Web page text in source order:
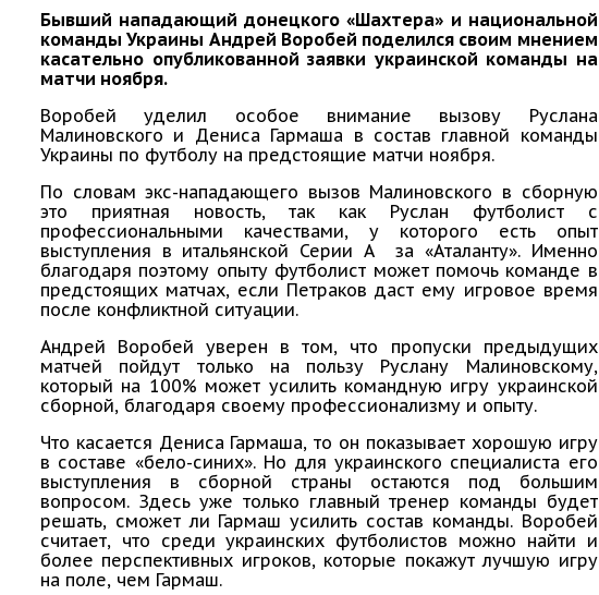
Бывший нападающий донецкого «Шахтера» и национальной
команды Украины Андрей Воробей поделился своим мнением
касательно опубликованной заявки украинской команды на
матчи ноября.
Воробей уделил особое внимание вызову Руслана
Малиновского и Дениса Гармаша в состав главной команды
Украины по футболу на предстоящие матчи ноября.
По словам экс-нападающего вызов Малиновского в сборную
это приятная новость, так как Руслан футболист с
профессиональными качествами, у которого есть опыт
выступления в итальянской Серии А за «Аталанту». Именно
благодаря поэтому опыту футболист может помочь команде в
предстоящих матчах, если Петраков даст ему игровое время
после конфликтной ситуации.
Андрей Воробей уверен в том, что пропуски предыдущих
матчей пойдут только на пользу Руслану Малиновскому,
который на 100% может усилить командную игру украинской
сборной, благодаря своему профессионализму и опыту.
Что касается Дениса Гармаша, то он показывает хорошую игру
в составе «бело-синих». Но для украинского специалиста его
выступления в сборной страны остаются под большим
вопросом. Здесь уже только главный тренер команды будет
решать, сможет ли Гармаш усилить состав команды. Воробей
считает, что среди украинских футболистов можно найти и
более перспективных игроков, которые покажут лучшую игру
на поле, чем Гармаш.